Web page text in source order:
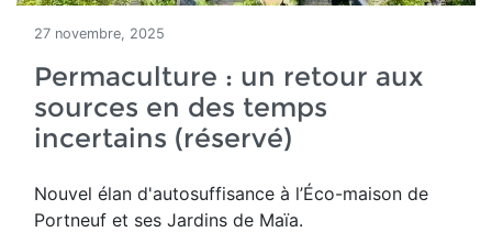
27 novembre, 2025
Permaculture : un retour aux
sources en des temps
incertains (réservé)
Nouvel élan d'autosuffisance à l’Éco-maison de
Portneuf et ses Jardins de Maïa.